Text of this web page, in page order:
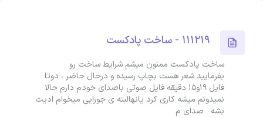
111219 - ساخت پادکست
ساخت پادکست ممنون میشم شرایط ساخت رو
بفرمایید شعر هست بچاپ رسیده و درحال حاضر ، دوتا
فایل ۱۹و۱۵ دقیقه فایل صوتی باصدای خودم دارم حالا
نمیدونم میشه کاری کرد یانهالبته ی جورایی میخوام ادیت
بشه صدای م